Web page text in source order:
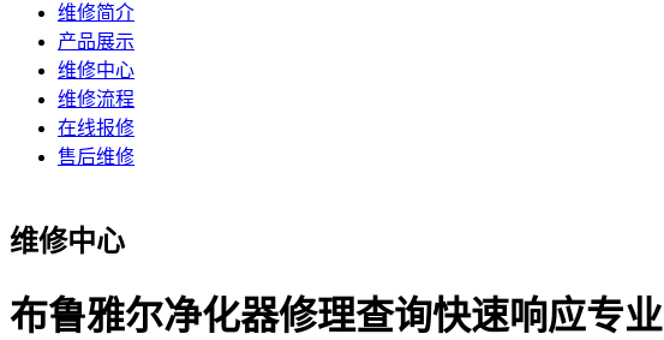
维修简介
产品展示
维修中心
维修流程
在线报修
售后维修
维修中心
布鲁雅尔净化器修理查询快速响应专